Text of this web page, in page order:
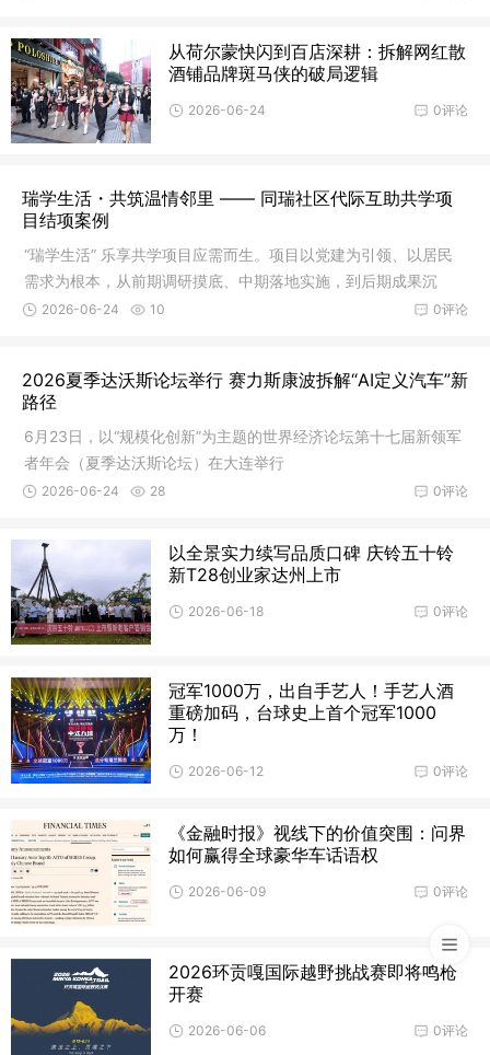
从荷尔蒙快闪到百店深耕：拆解网红散
酒铺品牌斑马侠的破局逻辑
0评论
2026-06-24
瑞学生活・共筑温情邻里 —— 同瑞社区代际互助共学项
目结项案例
“瑞学生活” 乐享共学项目应需而生。项目以党建为引领、以居民
需求为根本，从前期调研摸底、中期落地实施，到后期成果沉
淀，一步步搭建起代际互助的暖心桥梁，让社区真正成为有温0评论
2026-06-24 10
2026夏季达沃斯论坛举行 赛力斯康波拆解“AI定义汽车”新
路径
6月23日，以“规模化创新”为主题的世界经济论坛第十七届新领军
者年会（夏季达沃斯论坛）在大连举行
0评论
2026-06-24 28
以全景实力续写品质口碑 庆铃五十铃
新T28创业家达州上市
0评论
2026-06-18
冠军1000万，出自手艺人！手艺人酒
重磅加码，台球史上首个冠军1000
万！
0评论
2026-06-12
《金融时报》视线下的价值突围：问界
如何赢得全球豪华车话语权
0评论
2026-06-09
2026环贡嘎国际越野挑战赛即将鸣枪
开赛
0评论
2026-06-06